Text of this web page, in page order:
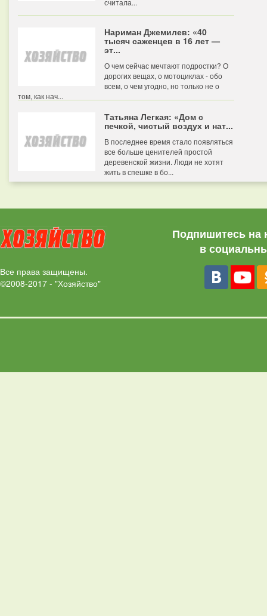
считала...
Нариман Джемилев: «40
тысяч саженцев в 16 лет —
эт...
О чем сейчас мечтают подростки? О
дорогих вещах, о мотоциклах - обо
всем, о чем угодно, но только не о
том, как нач...
Татьяна Легкая: «Дом с
печкой, чистый воздух и нат...
В последнее время стало появляться
все больше ценителей простой
деревенской жизни. Люди не хотят
жить в спешке в бо...
Все права защищены.
©2008-2017 - "Хозяйство"
Подпишитесь на
в